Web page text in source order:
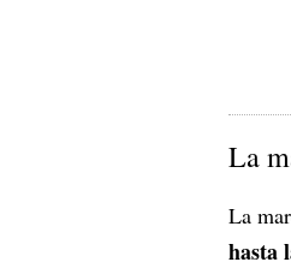
La
La
hasta